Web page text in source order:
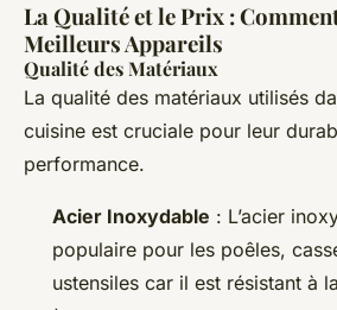
La Qualité et le Prix :
Meilleurs Appareils
Qualité des Matériaux
La qualité des matériaux utilisés
cuisine est cruciale pour leur
performance.
Acier Inoxydable : L’acier
populaire pour les poêles,
ustensiles car il est résistant à